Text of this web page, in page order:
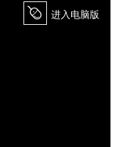
򰀄 进入电脑版